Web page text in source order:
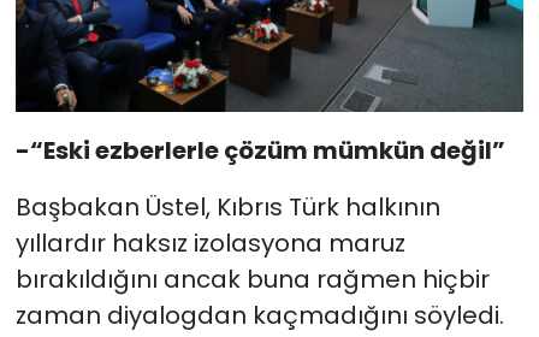
-“Eski ezberlerle çözüm mümkün değil”
Başbakan Üstel, Kıbrıs Türk halkının
yıllardır haksız izolasyona maruz
bırakıldığını ancak buna rağmen hiçbir
zaman diyalogdan kaçmadığını söyledi.